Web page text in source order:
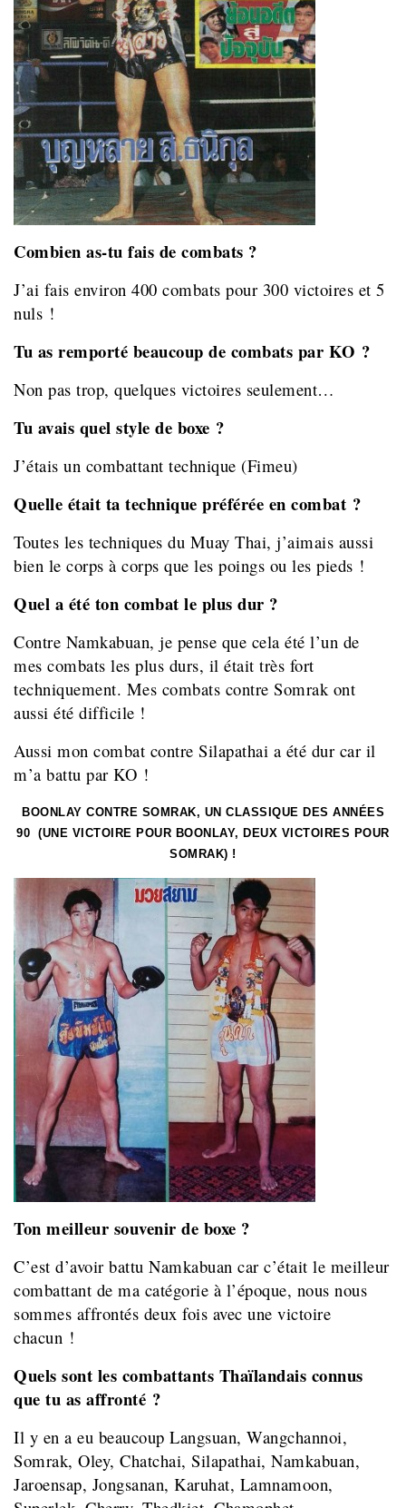
Combien as-tu fais de combats ?
J’ai fais environ 400 combats pour 300 victoires et 5
nuls !
Tu as remporté beaucoup de combats par KO ?
Non pas trop, quelques victoires seulement…
Tu avais quel style de boxe ?
J’étais un combattant technique (Fimeu)
Quelle était ta technique préférée en combat ?
Toutes les techniques du Muay Thai, j’aimais aussi
bien le corps à corps que les poings ou les pieds !
Quel a été ton combat le plus dur ?
Contre Namkabuan, je pense que cela été l’un de
mes combats les plus durs, il était très fort
techniquement. Mes combats contre Somrak ont
aussi été difficile !
Aussi mon combat contre Silapathai a été dur car il
m’a battu par KO !
BOONLAY CONTRE SOMRAK, UN CLASSIQUE DES ANNÉES
90 (UNE VICTOIRE POUR BOONLAY, DEUX VICTOIRES POUR
SOMRAK) !
Ton meilleur souvenir de boxe ?
C’est d’avoir battu Namkabuan car c’était le meilleur
combattant de ma catégorie à l’époque, nous nous
sommes affrontés deux fois avec une victoire
chacun !
Quels sont les combattants Thaïlandais connus
que tu as affronté ?
Il y en a eu beaucoup Langsuan, Wangchannoi,
Somrak, Oley, Chatchai, Silapathai, Namkabuan,
Jaroensap, Jongsanan, Karuhat, Lamnamoon,